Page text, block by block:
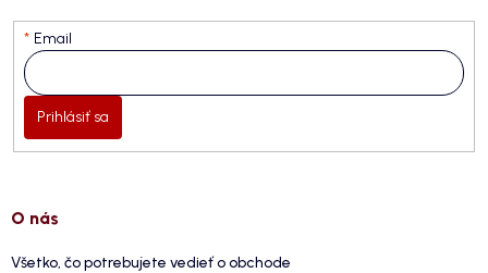
Email
Prihlásiť sa
O nás
Všetko, čo potrebujete vedieť o obchode